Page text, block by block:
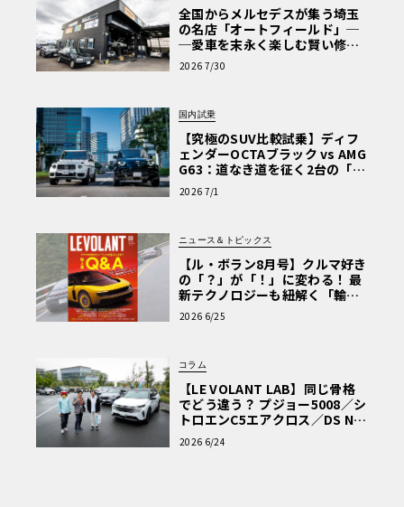
全国からメルセデスが集う埼玉
の名店「オートフィールド」─
─愛車を末永く楽しむ賢い修理
術と、プロがフックス製オイル
を選ぶ理由〈PR〉
2026 7/30
国内試乗
【究極のSUV比較試乗】ディフ
ェンダーOCTAブラック vs AMG
G63：道なき道を征く2台の「対
極的アプローチ」
2026 7/1
ニュース＆トピックス
【ル・ボラン8月号】クルマ好き
の「？」が「！」に変わる！ 最
新テクノロジーも紐解く「輸入
車Q&A」
2026 6/25
コラム
【LE VOLANT LAB】同じ骨格
でどう違う？ プジョー5008／シ
トロエンC5エアクロス／DS Nº4
読者一気乗りレポート
2026 6/24